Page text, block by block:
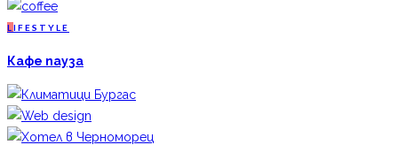
L IFESTYLE
Кафе пауза